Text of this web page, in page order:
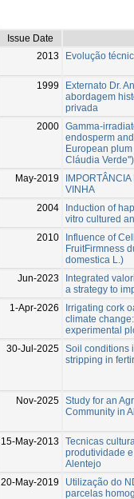
Issue Date
2013
Evolução
1999
Externato Dr.
abordagem
privada
2000 Gamma-
endosperm
European
Cláudia Verde'')
May-2019
VINHA
2004
Induction of
vitro cultured
2010
Influence of
FruitFirmness
domestica L.)
Jun-2023
Integrated
a strategy to
1-Apr-2026
Irrigating cork
climate
experimental
30-Jul-2025 Soil conditions
stripping in
Nov-2025 Study for an
Community in
15-May-2013
Tecnicas
produtividade
Alentejo
20-May-2019
Utilização do
parcelas